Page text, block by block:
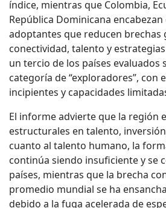
índice, mientras que Colombia,
República Dominicana
adoptantes que reducen brechas
conectividad, talento y
un tercio de los países evaluados
categoría de “exploradores”, con
incipientes y capacidades
El informe advierte que la región
estructurales en talento,
cuanto al talento humano, la
continúa siendo insuficiente y se
países, mientras que la brecha
promedio mundial se ha
debido a la fuga acelerada de